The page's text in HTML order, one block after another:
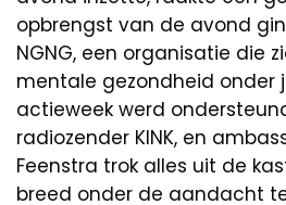
opbrengst van de avond
NGNG, een organisatie die
mentale gezondheid onder
actieweek werd
radiozender KINK, en
Feenstra trok alles uit de
breed onder de aandacht